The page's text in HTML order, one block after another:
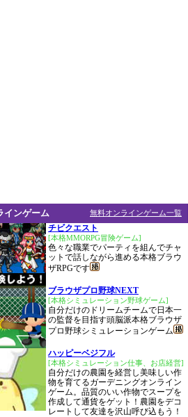
無料オンラインゲーム一覧
インゲーム
チビクエスト
[本格MMORPG冒険ゲーム]
色々な職業でパーティを組んでチャ
ットで話しながら進める本格ブラウ
ザRPGです
ブラウザプロ野球NEXT
[本格シミュレーション野球ゲーム]
自分だけのドリームチームで日本一
の監督を目指す頭脳派本格ブラウザ
プロ野球シミュレーションゲーム
ハッピーベジフル
[本格シミュレーション仕事、お店経営]
自分だけの農園を経営し美味しい作
物を育てるガーデニングオンライン
ゲーム。品質のいい作物でスープを
作成して通貨をゲット！農園をデコ
レートして友達を沢山呼び込もう！